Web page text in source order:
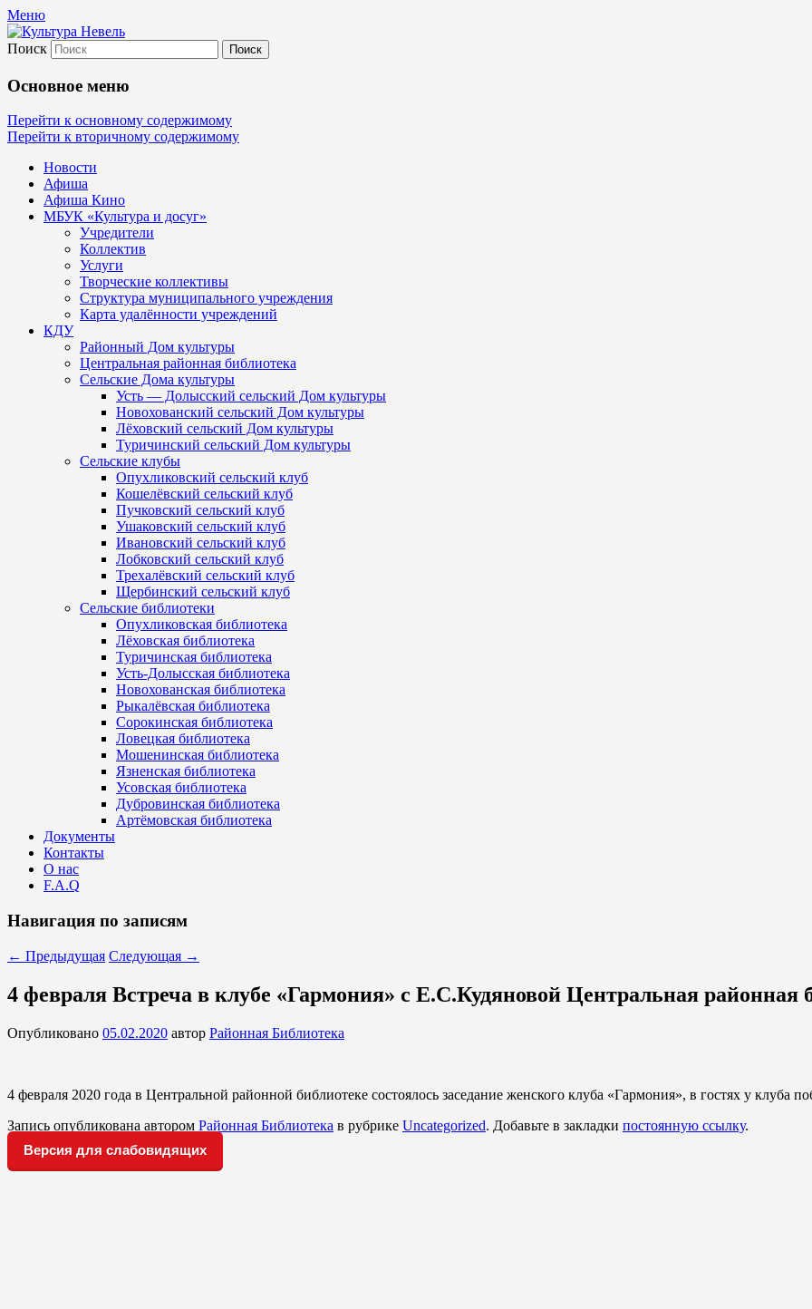
Меню
Культура Невель
МБУК Невельского района "Культура и досуг"
Поиск
Основное меню
Перейти к основному содержимому
Перейти к вторичному содержимому
Новости
Афиша
Афиша Кино
МБУК «Культура и досуг»
Учредители
Коллектив
Услуги
Творческие коллективы
Структура муниципального учреждения
Карта удалённости учреждений
КДУ
Районный Дом культуры
Центральная районная библиотека
Сельские Дома культуры
Усть — Долысский сельский Дом культуры
Новохованский сельский Дом культуры
Лёховский сельский Дом культуры
Туричинский сельский Дом культуры
Сельские клубы
Опухликовский сельский клуб
Кошелёвский сельский клуб
Пучковский сельский клуб
Ушаковский сельский клуб
Ивановский сельский клуб
Лобковский сельский клуб
Трехалёвский сельский клуб
Щербинский сельский клуб
Сельские библиотеки
Опухликовская библиотека
Лёховская библиотека
Туричинская библиотека
Усть-Долысская библиотека
Новохованская библиотека
Рыкалёвская библиотека
Сорокинская библиотека
Ловецкая библиотека
Мошенинская библиотека
Язненская библиотека
Усовская библиотека
Дубровинская библиотека
Артёмовская библиотека
Документы
Контакты
О нас
F.A.Q
Навигация по записям
← Предыдущая Следующая →
4 февраля Встреча в клубе «Гармония» с Е.С.Кудяновой Центральная районная
Опубликовано 05.02.2020 автор Районная Библиотека
4 февраля 2020 года в Центральной районной библиотеке состоялось заседание женского клуба «Гармония», в гостях у клуба
Запись опубликована автором Районная Библиотека в рубрике Uncategorized. Добавьте в закладки постоянную ссылку.
Версия для слабовидящих